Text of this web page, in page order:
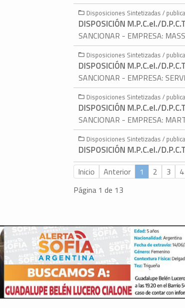
Disposiciones Sintetizadas /
DISPOSICIÓN M.P.C.eI./
SANCIONAR - EMPRESA:
Disposiciones Sintetizadas /
DISPOSICIÓN M.P.C.eI./
SANCIONAR - EMPRESA:
Disposiciones Sintetizadas /
DISPOSICIÓN M.P.C.eI./
SANCIONAR - EMPRESA:
Disposiciones Sintetizadas /
DISPOSICIÓN M.P.C.eI./
Inicio Anterior 1 2 3 4
Página 1 de 13